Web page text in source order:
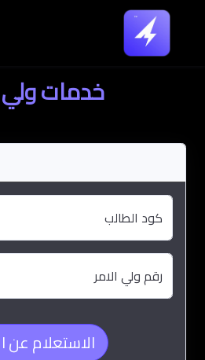
خدمات ولي
كود الطالب
رقم ولي الامر
الاستعلام عن الطالب